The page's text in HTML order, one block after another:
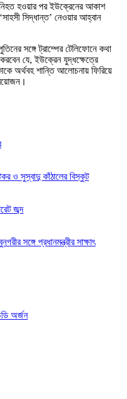
নিহত হওয়ার পর ইউক্রেনের আকাশ
সিদ্ধান্ত’ নেওয়ার আহ্বান
সঙ্গে ট্রাম্পের টেলিফোনে কথা
যে, ইউক্রেন যুদ্ধক্ষেত্রে
অর্থবহ শান্তি আলোচনায় ফিরিয়ে
ও সুস্বাদু কাঁঠালের বিস্কুট
জব্দ
সঙ্গে প্রধানমন্ত্রীর সাক্ষাৎ
অর্জন